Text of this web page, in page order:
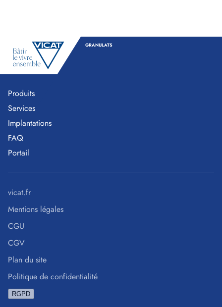
GRANULATS
Produits
Services
Implantations
FAQ
Portail
vicat.fr
Mentions légales
CGU
CGV
Plan du site
Politique de confidentialité
RGPD